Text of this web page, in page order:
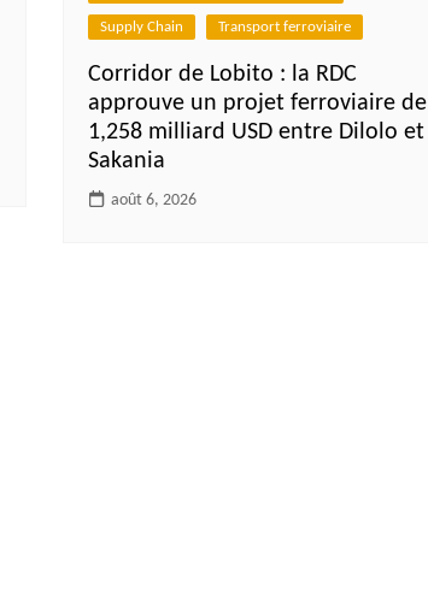
Supply Chain Transport ferroviaire
Corridor de Lobito : la RDC
approuve un projet ferroviaire de
1,258 milliard USD entre Dilolo et
Sakania
août 6, 2026